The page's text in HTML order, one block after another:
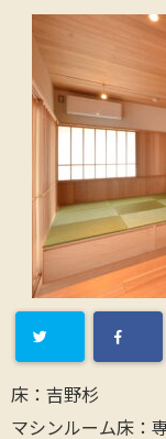
床：吉野杉
マシンルーム床：